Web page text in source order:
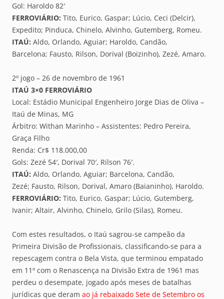
Gol: Haroldo 82′
FERROVIÁRIO: Tito, Eurico, Gaspar; Lúcio, Ceci (Delcir),
Expedito; Pinduca, Chinelo, Alvinho, Gutemberg, Romeu.
ITAÚ: Aldo, Orlando, Aguiar; Haroldo, Candão,
Barcelona; Fausto, Rilson, Dorival (Boizinho), Zezé, Amaro.
2º jogo – 26 de novembro de 1961
ITAÚ 3×0 FERROVIÁRIO
Local: Estádio Municipal Engenheiro Jorge Dias de Oliva –
Itaú de Minas, MG
Árbitro: Withan Marinho – Assistentes: Pedro Pereira,
Graça Filho
Renda: Cr$ 118.000,00
Gols: Zezé 54′, Dorival 70′, Rilson 76′.
ITAÚ: Aldo, Orlando, Aguiar; Barcelona, Candão,
Zezé; Fausto, Rilson, Dorival, Amaro (Baianinho), Haroldo.
FERROVIÁRIO: Tito, Eurico, Gaspar; Lúcio, Gutemberg,
Ivanir; Altair, Alvinho, Chinelo, Grilo (Silas), Romeu.
Com estes resultados, o Itaú sagrou-se campeão da
Primeira Divisão de Profissionais, classificando-se para a
repescagem contra o Bela Vista, que terminou empatado
em 11º com o Renascença na Divisão Extra de 1961 mas
perdeu o desempate, jogado após meses de batalhas
jurídicas que deram ao já rebaixado Sete de Setembro os